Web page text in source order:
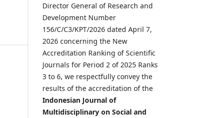
Director General of Research and
Development Number
156/C/C3/KPT/2026 dated April 7,
2026 concerning the New
Accreditation Ranking of Scientific
Journals for Period 2 of 2025 Ranks
3 to 6, we respectfully convey the
results of the accreditation of the
Indonesian Journal of
Multidisciplinary on Social and